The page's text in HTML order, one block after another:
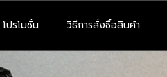
โปรโมชั่น วิธีการสั่งซื้อสินค้า